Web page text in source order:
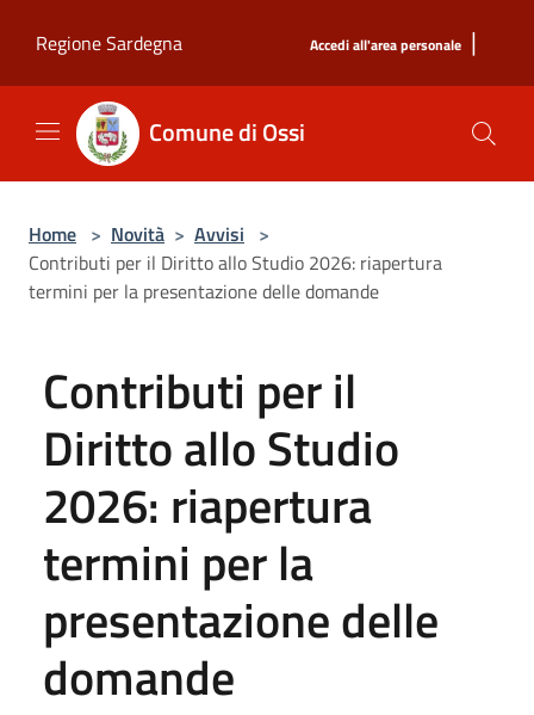
Regione Sardegna
Accedi all'area personale |
Comune di Ossi
Home > Novità > Avvisi >
Contributi per il Diritto allo Studio 2026: riapertura
termini per la presentazione delle domande
Contributi per il
Diritto allo Studio
2026: riapertura
termini per la
presentazione delle
domande